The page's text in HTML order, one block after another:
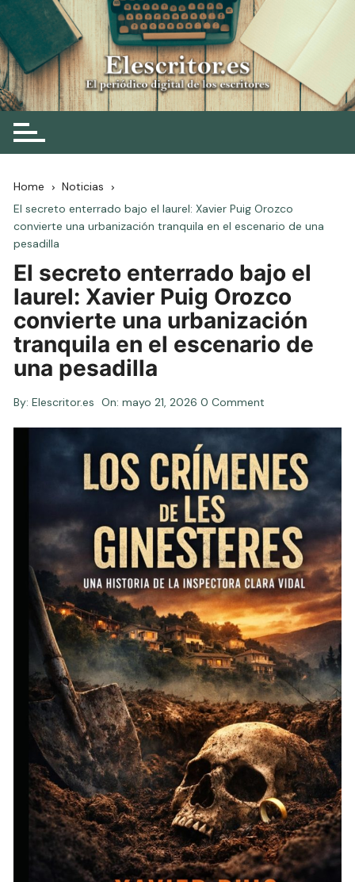
Skip
to
content
Elescritor.es
El periódico digital de los escritores
Home
Noticias
El secreto enterrado bajo el laurel: Xavier Puig Orozco
convierte una urbanización tranquila en el escenario de una
pesadilla
El secreto enterrado bajo el
laurel: Xavier Puig Orozco
convierte una urbanización
tranquila en el escenario de
una pesadilla
By: Elescritor.es On:mayo 21, 2026 0 Comment